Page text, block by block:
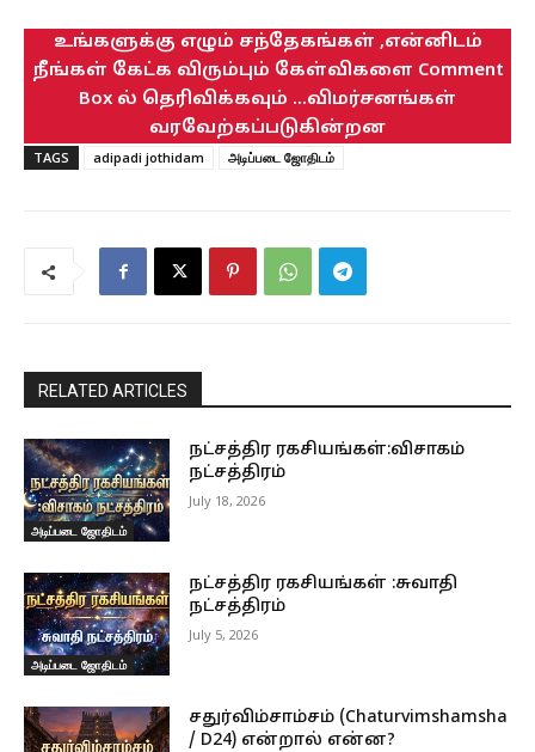
உங்களுக்கு எழும் சந்தேகங்கள் ,என்னிடம்
நீங்கள் கேட்க விரும்பும் கேள்விகளை Comment
Box ல் தெரிவிக்கவும் ...விமர்சனங்கள்
வரவேற்கப்படுகின்றன
TAGS adipadi jothidam அடிப்படை ஜோதிடம்
RELATED ARTICLES
அடிப்படை ஜோதிடம்
நட்சத்திர ரகசியங்கள்:விசாகம்
நட்சத்திரம்
July 18, 2026
அடிப்படை ஜோதிடம்
நட்சத்திர ரகசியங்கள் :சுவாதி
நட்சத்திரம்
July 5, 2026
சதுர்விம்சாம்சம் (Chaturvimshamsha
/ D24) என்றால் என்ன?